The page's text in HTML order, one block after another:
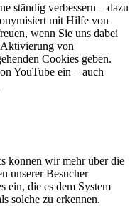
ständig verbessern – dazu
mit Hilfe von
wenn Sie uns dabei
von
Cookies geben.
YouTube ein – auch
können wir mehr über die
unserer Besucher
ein, die es dem System
solche zu erkennen.